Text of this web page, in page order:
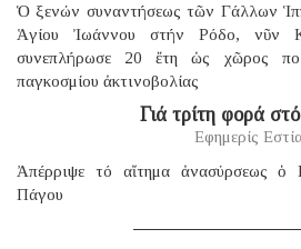
Ὁ ξενών συναντήσεως τῶν Γάλλων
Ἁγίου Ἰωάννου στήν Ρόδο, νῦν
συνεπλήρωσε 20 ἔτη ὡς χῶρος
παγκοσμίου ἀκτινοβολίας
Γιά τρίτη φορά
Εφημερίς
Ἀπέρριψε τό αἴτημα ἀνασύρσεως ὁ
Πάγου